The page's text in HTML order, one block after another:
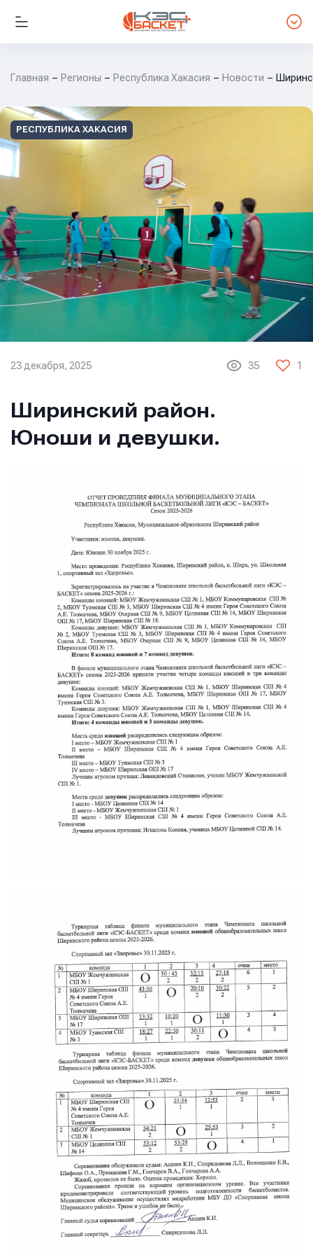
Главная Регионы Республика Хакасия Новости
РЕСПУБЛИКА ХАКАСИЯ
23 декабря, 2025 35 1
Ширинский район.
Юноши и девушки.